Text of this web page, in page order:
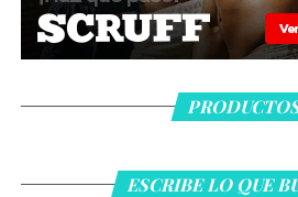
ESCRIBE LO QUE